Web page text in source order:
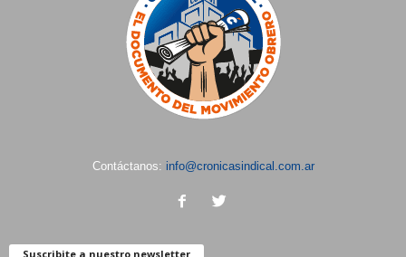
Contáctanos: info@cronicasindical.com.ar
Suscribite a nuestro newsletter